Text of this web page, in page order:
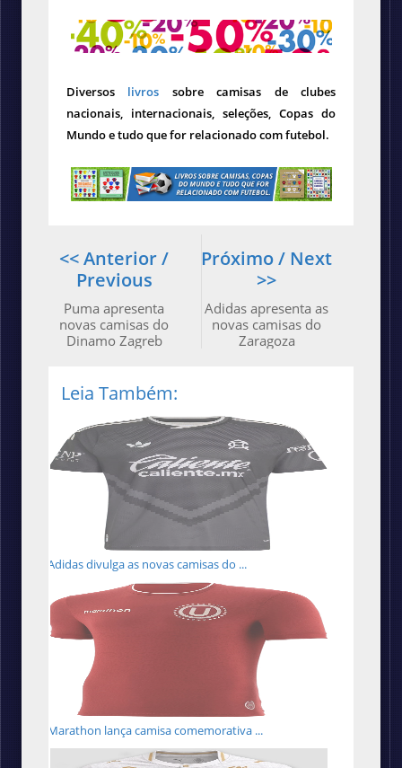
Diversos livros sobre camisas de clubes
nacionais, internacionais, seleções, Copas do
Mundo e tudo que for relacionado com futebol.
Próximo / Next
>>
Adidas apresenta as
novas camisas do
Zaragoza
<< Anterior /
Previous
Puma apresenta
novas camisas do
Dinamo Zagreb
Leia Também:
Adidas divulga as novas camisas do ...
Marathon lança camisa comemorativa ...